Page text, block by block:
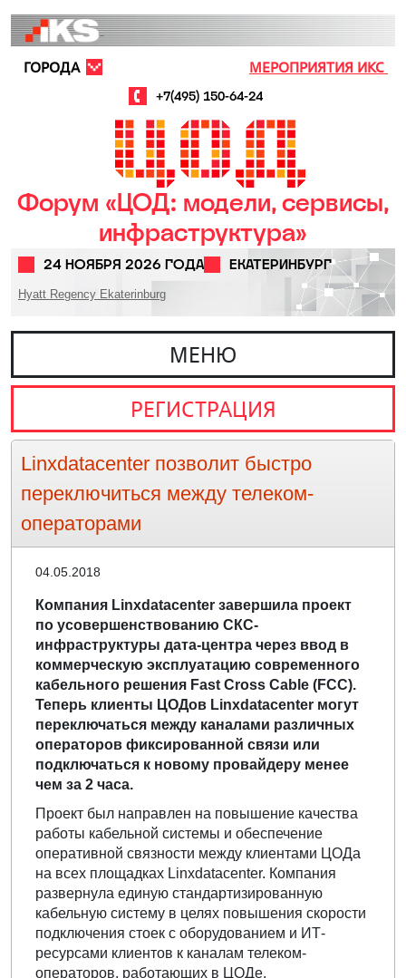
МЕРОПРИЯТИЯ ИКС
+7(495) 150-64-24
ГОРОДА
Форум «ЦОД: модели, сервисы,
инфраструктура»
24 НОЯБРЯ 2026 ГОДА ЕКАТЕРИНБУРГ
Hyatt Regency Ekaterinburg
МЕНЮ
РЕГИСТРАЦИЯ
Linxdatacenter позволит быстро
переключиться между телеком-
операторами
04.05.2018
Компания Linxdatacenter завершила проект
по усовершенствованию СКС-
инфраструктуры дата-центра через ввод в
коммерческую эксплуатацию современного
кабельного решения Fast Cross Cable (FCC).
Теперь клиенты ЦОДов Linxdatacenter могут
переключаться между каналами различных
операторов фиксированной связи или
подключаться к новому провайдеру менее
чем за 2 часа.
Проект был направлен на повышение качества
работы кабельной системы и обеспечение
оперативной связности между клиентами ЦОДа
на всех площадках Linxdatacenter. Компания
развернула единую стандартизированную
кабельную систему в целях повышения скорости
подключения стоек с оборудованием и ИТ-
ресурсами клиентов к каналам телеком-
операторов, работающих в ЦОДе.